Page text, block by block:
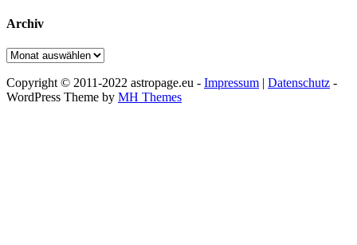
Archiv
Archiv
Copyright © 2011-2022 astropage.eu - Impressum | Datenschutz -
WordPress Theme by MH Themes